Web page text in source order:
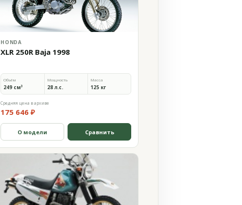
HONDA
XLR 250R Baja 1998
Объём
249 см³
Мощность
28 л.с.
Масса
125 кг
Средняя цена в архиве
175 646 ₽
О модели Сравнить